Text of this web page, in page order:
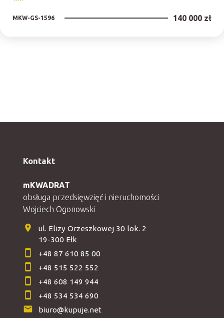
MKW-GS-1596 140 000 zł
Kontakt
mKWADRAT
obsługa przedsięwzięć i nieruchomości
Wojciech Ogonowski
ul. Elizy Orzeszkowej 30 lok. 2
19-300 Ełk
+48 87 610 85 00
+48 515 522 552
+48 608 149 944
+48 534 534 690
biuro@kupuje.net